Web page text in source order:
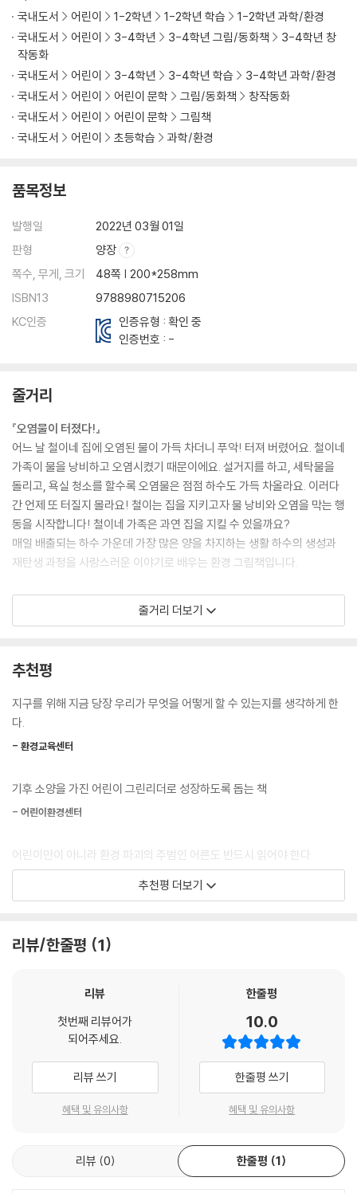
국내도서
어린이 1-2학년 1-2학년 학습
1-2학년 과학/환경
국내도서
어린이 3-4학년 3-4학년 그림/동화책
3-4학년 창
작동화
국내도서
어린이 3-4학년 3-4학년 학습
3-4학년 과학/환경
국내도서
어린이 어린이 문학 그림/동화책
창작동화
국내도서
어린이 어린이 문학
그림책
국내도서
어린이 초등학습 과학/환경
품목정보
발행일
2022년 03월 01일
판형
양장
쪽수, 무게, 크기
48쪽 | 200*258mm
ISBN13
9788980715206
KC인증
인증유형 : 확인 중
인증번호 : -
줄거리
『오염물이 터졌다!』
어느 날 철이네 집에 오염된 물이 가득 차더니 푸악! 터져 버렸어요. 철이네
가족이 물을 낭비하고 오염시켰기 때문이에요. 설거지를 하고, 세탁물을
돌리고, 욕실 청소를 할수록 오염물은 점점 하수도 가득 차올라요. 이러다
간 언제 또 터질지 몰라요! 철이는 집을 지키고자 물 낭비와 오염을 막는 행
동을 시작합니다! 철이네 가족은 과연 집을 지킬 수 있을까요?
매일 배출되는 하수 가운데 가장 많은 양을 차지하는 생활 하수의 생성과
재탄생 과정을 사랑스러운 이야기로 배우는 환경 그림책입니다.
『이상한 휴가』
율이 가족의 이번 여름휴가는 너무 이상해요. 물놀이를 하러 간 계곡은 바
율이네 엉망진창 여름휴가를 함께하다 보면 지구온난화는 무엇이고, 어떤
일이 벌어지고, 또 어떻게 하면 지구온난화를 줄일 수 있는지 알게 됩니다.
지구온난화의 심각성을 깨닫고 지구를 위한 작은 행동까지 실천할 수 있게
포슬포슬하고 달콤한 내음이 나던 땅속 마을이 달라졌어요. 흙은 찐득해지
고 땅에선 이상한 냄새까지 납니다. 땅강아지는 이유도 모르는 채 한쪽 팔
한 이웃들이 이사 오고 나서 생겼습니다. 이들의 정체가 무엇이길래 마을
이 이렇게 변한 걸까요? 땅강아지와 땅속 마을을 도우려면 어떻게 해야 할
토양 오염이 왜 생기고 자연에 어떤 영향을 미치는지 알게 되는 환경 그림
기 귀신들은 현이가 학교도 갈 수 없게 쫓아다니면서 다짜고짜 화를 냅니
다. 현이 때문에 새로새로 나라로 갈 수 없게 되었다고요! 쓰레기 귀신들이
가고 싶어 하는 새로새로 나라는 어디일까요? 유리병, 일회용 컵, 공책, 종
이 팩 등 다양하고 많은 쓰레기 귀신들을 새로새로 나라로 보내 주려면 어
떻게 해야 할까요?
현이의 오싹오싹 재활용 대작전을 보며, 올바른 분리배출법을 배우고 실천
할 수 있어요. 쓰레기 박사로 만들어 주는 환경 그림책입니다.
『오늘도 미세먼지』
우리는 미세먼지. 바람을 타고 이곳저곳 날아다녀요. 어느 날 우연히 한 집
줄거리 더보기
추천평
지구를 위해 지금 당장 우리가 무엇을 어떻게 할 수 있는지를 생각하게 한
다.
- 환경교육센터
기후 소양을 가진 어린이 그린리더로 성장하도록 돕는 책
- 어린이환경센터
어린이만이 아니라 환경 파괴의 주범인 어른도 반드시 읽어야 한다.
- 자원순환사회경제연구소
깨끗한 환경에 대해 더 깊이 이해하고 우리가 살고 있는 지구를 소중히 생
- 탄소제로센터
추천평 더보기
리뷰/한줄평 1
리뷰
첫번째 리뷰어가
되어주세요.
리뷰 쓰기
혜택 및 유의사항
한줄평
10.0
한줄평 쓰기
혜택 및 유의사항
리뷰 0 한줄평 1